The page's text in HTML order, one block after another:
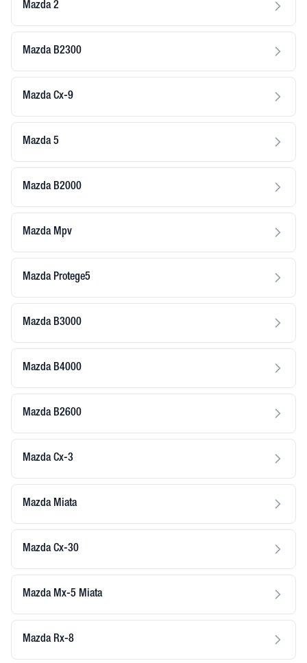
Mazda 2
Mazda B2300
Mazda Cx-9
Mazda 5
Mazda B2000
Mazda Mpv
Mazda Protege5
Mazda B3000
Mazda B4000
Mazda B2600
Mazda Cx-3
Mazda Miata
Mazda Cx-30
Mazda Mx-5 Miata
Mazda Rx-8